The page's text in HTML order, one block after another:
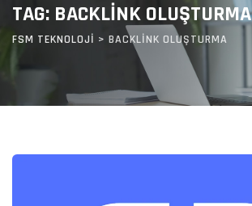
TAG: BACKLINK OLUŞTURMA
FSM TEKNOLOJI > BACKLINK OLUŞTURMA